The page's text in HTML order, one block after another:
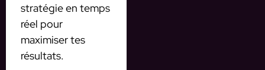
stratégie en temps
réel pour
maximiser tes
résultats.